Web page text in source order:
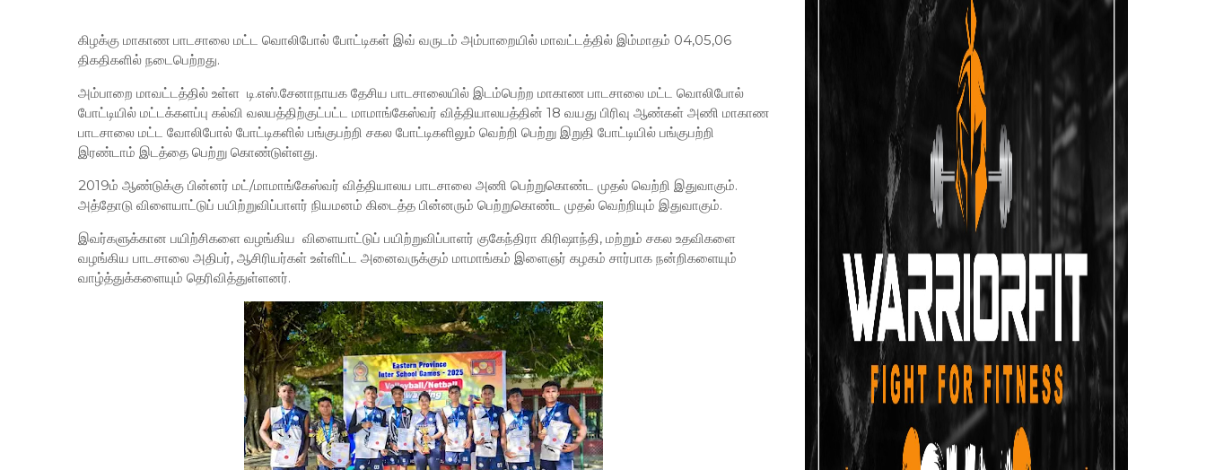
கிழக்கு மாகாண பாடசாலை மட்ட வொலிபோல் போட்டிகள் இவ் வருடம் அம்பாறையில் மாவட்டத்தில் இம்மாதம் 04,05,06
திகதிகளில் நடைபெற்றது.
அம்பாறை மாவட்டத்தில் உள்ள டி.எஸ்.சேனாநாயக தேசிய பாடசாலையில் இடம்பெற்ற மாகாண பாடசாலை மட்ட வொலிபோல்
போட்டியில் மட்டக்களப்பு கல்வி வலயத்திற்குட்பட்ட மாமாங்கேஸ்வர் வித்தியாலயத்தின் 18 வயது பிரிவு ஆண்கள் அணி மாகாண
பாடசாலை மட்ட வோலிபோல் போட்டிகளில் பங்குபற்றி சகல போட்டிகளிலும் வெற்றி பெற்று இறுதி போட்டியில் பங்குபற்றி
இரண்டாம் இடத்தை பெற்று கொண்டுள்ளது.
2019ம் ஆண்டுக்கு பின்னர் மட்/மாமாங்கேஸ்வர் வித்தியாலய பாடசாலை அணி பெற்றுகொண்ட முதல் வெற்றி இதுவாகும்.
அத்தோடு விளையாட்டுப் பயிற்றுவிப்பாளர் நியமனம் கிடைத்த பின்னரும் பெற்றுகொண்ட முதல் வெற்றியும் இதுவாகும்.
இவர்களுக்கான பயிற்சிகளை வழங்கிய விளையாட்டுப் பயிற்றுவிப்பாளர் குகேந்திரா கிரிஷாந்தி, மற்றும் சகல உதவிகளை
வழங்கிய பாடசாலை அதிபர், ஆசிரியர்கள் உள்ளிட்ட அனைவருக்கும் மாமாங்கம் இளைஞர் கழகம் சார்பாக நன்றிகளையும்
வாழ்த்துக்களையும் தெரிவித்துள்ளனர்.